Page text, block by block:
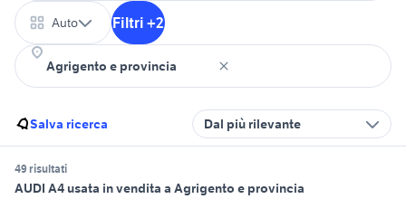
Auto Filtri +2
Salva ricerca Dal più rilevante
49 risultati
AUDI A4 usata in vendita a Agrigento e provincia